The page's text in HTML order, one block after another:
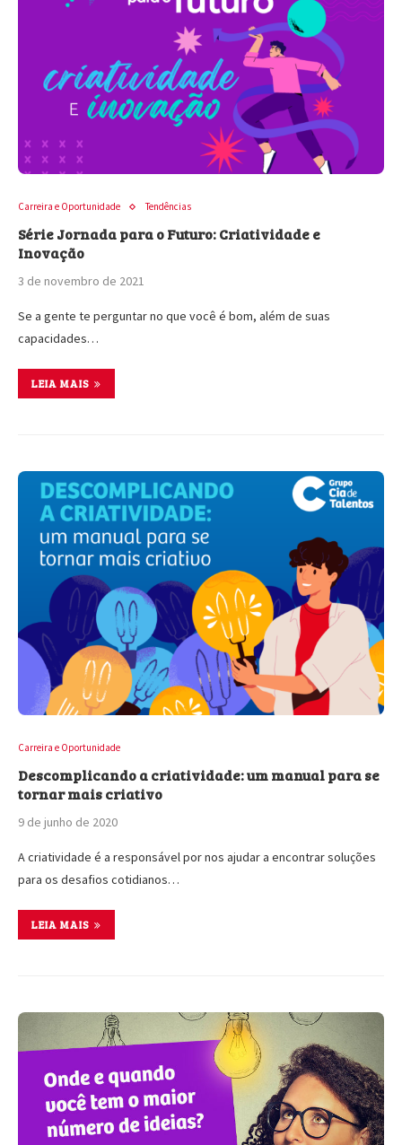
Carreira e Oportunidade Tendências
Série Jornada para o Futuro: Criatividade e
Inovação
3 de novembro de 2021
Se a gente te perguntar no que você é bom, além de suas
capacidades…
LEIA MAIS
Carreira e Oportunidade
Descomplicando a criatividade: um manual para se
tornar mais criativo
9 de junho de 2020
A criatividade é a responsável por nos ajudar a encontrar soluções
para os desafios cotidianos…
LEIA MAIS